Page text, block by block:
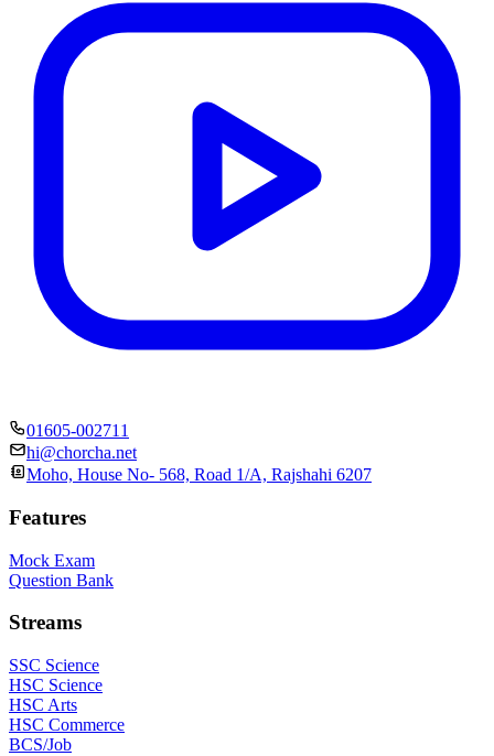
01605-002711
hi@chorcha.net
Moho, House No- 568, Road 1/A, Rajshahi 6207
Features
Mock Exam
Question Bank
Streams
SSC Science
HSC Science
HSC Arts
HSC Commerce
BCS/Job